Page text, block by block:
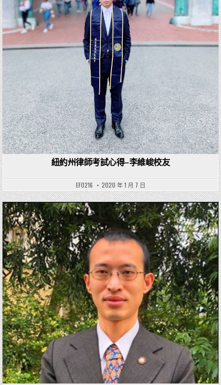
紐約州律師考試心得–李維峻校友
EF0216 2020 年 1 月 7 日
Posted in